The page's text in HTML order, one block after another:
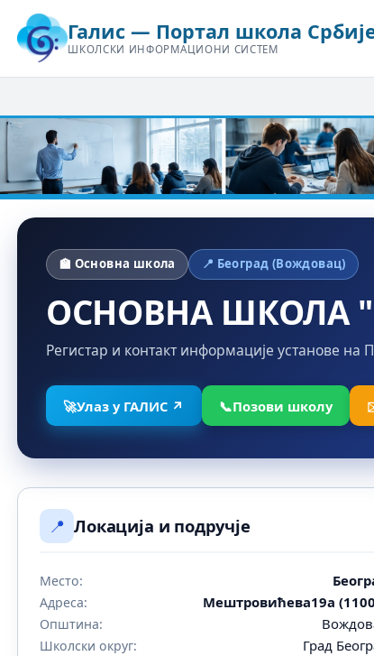
Галис — Портал школа
ШКОЛСКИ ИНФОРМАЦИОНИ СИСТЕМ
🏫 Основна школа 📍 Београд (Вождовац)
ОСНОВНА ШКОЛА
Регистар и контакт информације установе на
🚀Улаз у ГАЛИС ↗ 📞Позови школу
📍 Локација и подручје
Место:
Адреса: Мештровићева19а
Општина:
Школски округ: Град